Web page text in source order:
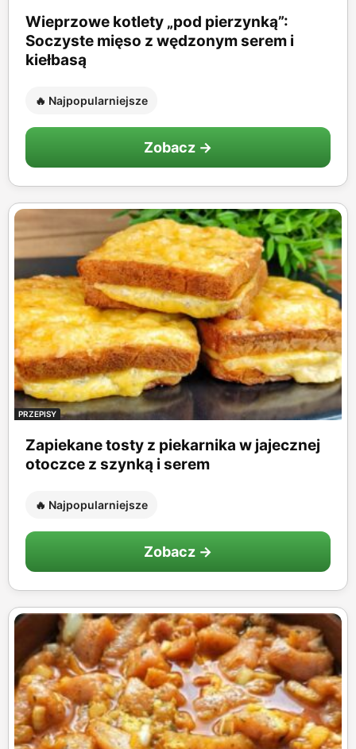
Wieprzowe kotlety „pod pierzynką”:
Soczyste mięso z wędzonym serem i
kiełbasą
🔥 Najpopularniejsze
Zobacz →
PRZEPISY
Zapiekane tosty z piekarnika w jajecznej
otoczce z szynką i serem
🔥 Najpopularniejsze
Zobacz →